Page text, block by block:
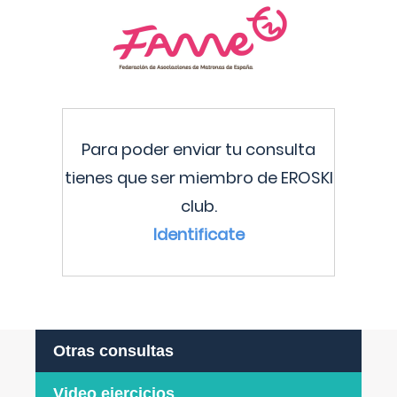
Para poder enviar tu consulta
tienes que ser miembro de EROSKI
club.
Identificate
Otras consultas
Video ejercicios